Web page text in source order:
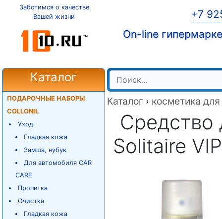
Заботимся о качестве
Вашей жизни
+7
On-line
Каталог
ПОДАРОЧНЫЕ НАБОРЫ
COLLONIL
Уход
Гладкая кожа
Замша, нубук
Для автомобиля CAR
CARE
Пропитка
Очистка
Гладкая кожа
Каталог › косметика
Средство
Solitaire